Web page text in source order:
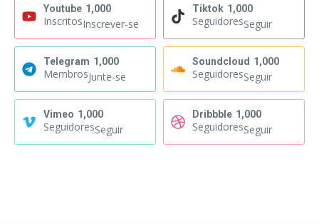
Youtube 1,000
InscritosInscrever-se
Tiktok 1,000
SeguidoresSeguir
Telegram 1,000
MembrosJunte-se
Soundcloud 1,000
SeguidoresSeguir
Vimeo 1,000
SeguidoresSeguir
Dribbble 1,000
SeguidoresSeguir